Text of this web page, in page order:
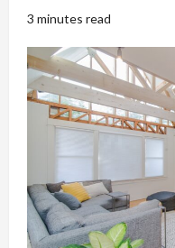
3 minutes read